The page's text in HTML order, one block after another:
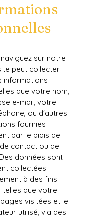
sur notre
peut collecter
informations
que votre nom,
e-mail, votre
ou d'autres
fournies
par le biais de
contact ou de
données sont
collectées
à des fins
telles que votre
visitées et le
utilisé, via des